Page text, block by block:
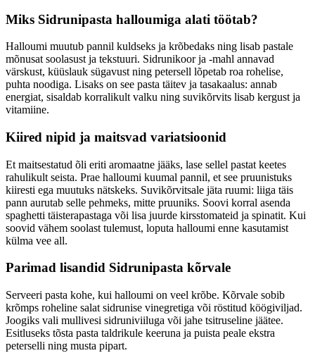
Miks Sidrunipasta halloumiga alati töötab?
Halloumi muutub pannil kuldseks ja krõbedaks ning lisab pastale
mõnusat soolasust ja tekstuuri. Sidrunikoor ja -mahl annavad
värskust, küüslauk sügavust ning petersell lõpetab roa rohelise,
puhta noodiga. Lisaks on see pasta täitev ja tasakaalus: annab
energiat, sisaldab korralikult valku ning suvikõrvits lisab kergust ja
vitamiine.
Kiired nipid ja maitsvad variatsioonid
Et maitsestatud õli eriti aromaatne jääks, lase sellel pastat keetes
rahulikult seista. Prae halloumi kuumal pannil, et see pruunistuks
kiiresti ega muutuks nätskeks. Suvikõrvitsale jäta ruumi: liiga täis
pann aurutab selle pehmeks, mitte pruuniks. Soovi korral asenda
spaghetti täisterapastaga või lisa juurde kirsstomateid ja spinatit. Kui
soovid vähem soolast tulemust, loputa halloumi enne kasutamist
külma vee all.
Parimad lisandid Sidrunipasta kõrvale
Serveeri pasta kohe, kui halloumi on veel krõbe. Kõrvale sobib
krõmps roheline salat sidrunise vinegretiga või röstitud köögiviljad.
Joogiks vali mullivesi sidruniviiluga või jahe tsitruseline jäätee.
Esitluseks tõsta pasta taldrikule keeruna ja puista peale ekstra
peterselli ning musta pipart.